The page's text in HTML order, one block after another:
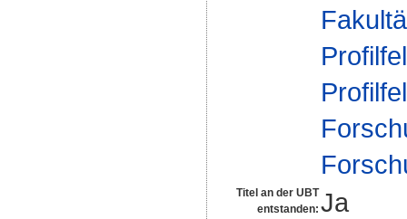
Titel an der UBT
entstanden: Ja